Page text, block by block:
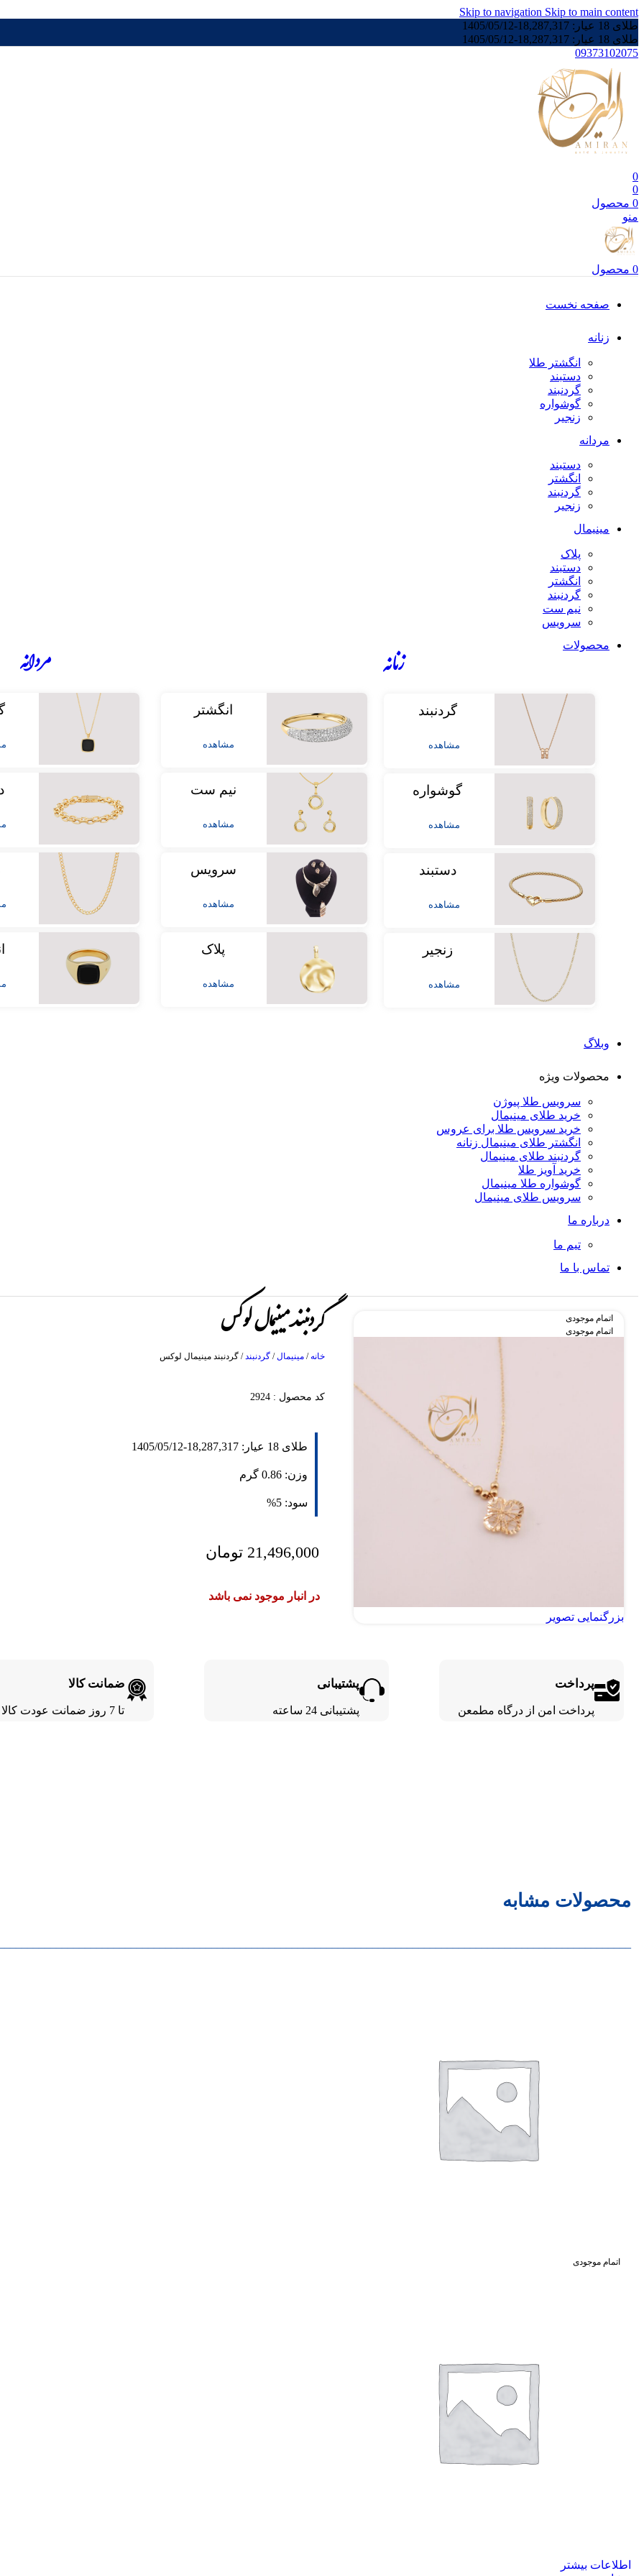
Skip to navigation Skip to main content
طلای 18 عیار:
18,287,317
-
1405/05/12
طلای 18 عیار:
18,287,317
-
1405/05/12
09373102075
0
0
0 محصول
منو
0 محصول
صفحه نخست
زنانه
انگشتر طلا
دستبند
گردنبند
گوشواره
زنجیر
مردانه
دستبند
انگشتر
گردنبند
زنجیر
مینیمال
پلاک
دستبند
انگشتر
گردنبند
نیم ست
سرویس
محصولات
زنانه
گردنبند
مشاهده
گوشواره
مشاهده
دستبند
مشاهده
زنجیر
مشاهده
انگشتر
مشاهده
نیم ست
مشاهده
سرویس
مشاهده
پلاک
مشاهده
مردانه
وبلاگ
محصولات ویژه
سرویس طلا پیوژن
خرید طلای مینیمال
خرید سرویس طلا برای عروس
انگشتر طلای مینیمال زنانه
گردنبند طلای مینیمال
خرید آویز طلا
گوشواره طلا مینیمال
سرویس طلای مینیمال
درباره ما
تیم ما
تماس با ما
اتمام موجودی
اتمام موجودی
بزرگنمایی تصویر
گردنبند مینیمال لوکس
خانه/ مینیمال/ گردنبند/ گردنبند مینیمال لوکس
کد محصول : 2924
طلای 18 عیار: 18,287,317
-
1405/05/12
وزن: 0.86 گرم
سود: 5%
21,496,000 تومان
در انبار موجود نمی باشد
پرداخت
پرداخت امن از درگاه مطمعن
پشتیبانی
پشتیبانی 24 ساعته
ضمانت کالا
تا 7 روز ضمانت عودت کالا
محصولات مشابه
اتمام موجودی
اطلاعات بیشتر